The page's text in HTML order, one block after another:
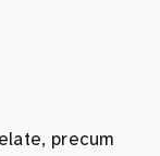
precum